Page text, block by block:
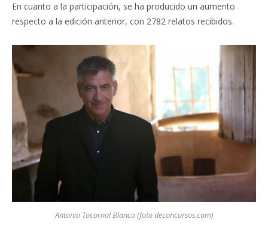
En cuanto a la participación, se ha producido un aumento
respecto a la edición anterior, con 2782 relatos recibidos.
Antonio Tocornal Blanco (foto deconcursos.com)